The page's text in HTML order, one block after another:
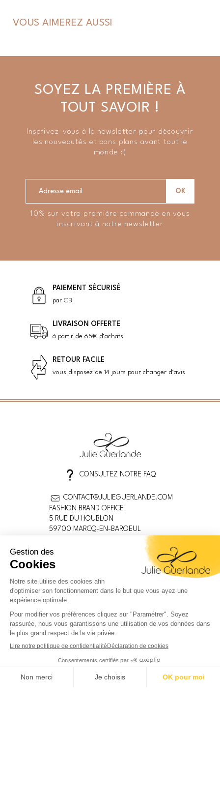
VOUS AIMEREZ AUSSI
SOYEZ LA PREMIÈRE À
TOUT SAVOIR !
Inscrivez-vous à la newsletter pour découvrir
les nouveautés et bons plans avant tout le
monde :)
10% sur votre première commande en vous
inscrivant à notre newsletter
PAIEMENT SÉCURISÉ
par CB
LIVRAISON OFFERTE
à partir de 65€ d’achats
RETOUR FACILE
vous disposez de 14 jours pour changer d’avis
CONDITIONS GÉNÉRALES
POLITIQUE DE CONFIDENTIALITÉ
INFORMATIONS SUR LES COOKIES
DEVENEZ DISTRIBUTEUR LIVRAISON / RETOUR
FacebookInstagram
CONSULTEZ NOTRE FAQ
CONTACT@JULIEGUERLANDE.COM
FASHION BRAND OFFICE
5 RUE DU HOUBLON
59700 MARCQ-EN-BAROEUL